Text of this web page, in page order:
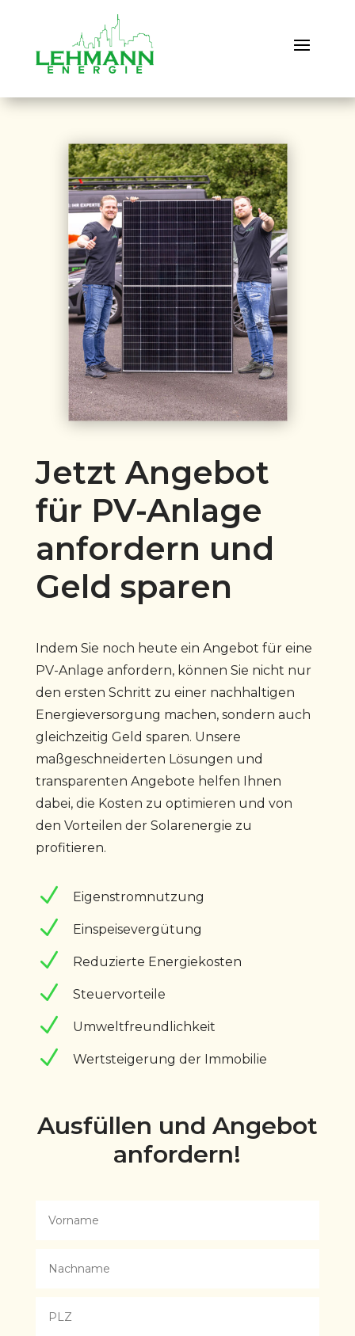
Jetzt Angebot
für PV-Anlage
anfordern und
Geld sparen
Indem Sie noch heute ein Angebot für eine
PV-Anlage anfordern, können Sie nicht nur
den ersten Schritt zu einer nachhaltigen
Energieversorgung machen, sondern auch
gleichzeitig Geld sparen. Unsere
maßgeschneiderten Lösungen und
transparenten Angebote helfen Ihnen
dabei, die Kosten zu optimieren und von
den Vorteilen der Solarenergie zu
profitieren.
N Eigenstromnutzung
N Einspeisevergütung
N Reduzierte Energiekosten
N Steuervorteile
N Umweltfreundlichkeit
N Wertsteigerung der Immobilie
Ausfüllen und Angebot
anfordern!